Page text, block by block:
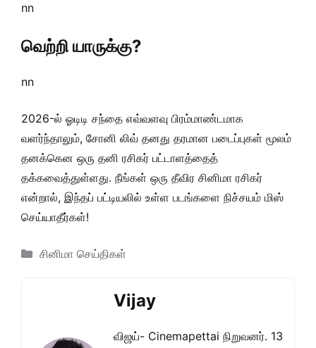
nn
வெற்றி யாருக்கு?
nn
2026-ல் ஓடிடி சந்தை எவ்வளவு பிரம்மாண்டமாக
வளர்ந்தாலும், சோனி லிவ் தனது தரமான படைப்புகள் மூலம்
தனக்கென ஒரு தனி ரசிகர் பட்டாளத்தைத்
தக்கவைத்துள்ளது. நீங்கள் ஒரு தீவிர சினிமா ரசிகர்
என்றால், இந்தப் பட்டியலில் உள்ள படங்களை நிச்சயம் மிஸ்
செய்யாதீர்கள்!
Categories
சினிமா செய்திகள்
Vijay
விஜய்- Cinemapettai நிறுவனர். 13